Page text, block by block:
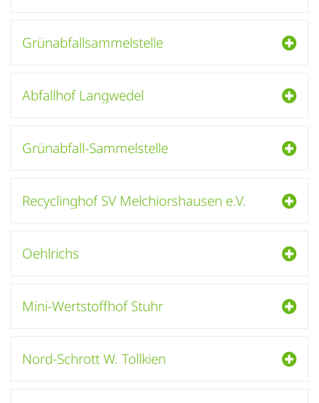
Grünabfallsammelstelle
Abfallhof Langwedel
Grünabfall-Sammelstelle
Recyclinghof SV Melchiorshausen e.V.
Oehlrichs
Mini-Wertstoffhof Stuhr
Nord-Schrott W. Tollkien